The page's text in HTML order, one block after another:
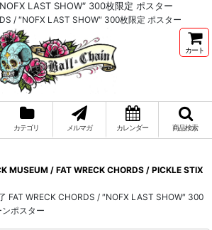
LAST SHOW″ 300枚限定 ポスター
/ ″NOFX LAST SHOW″ 300枚限定 ポスター
カート
カテゴリ メルマガ カレンダー 商品検索
MUSEUM / FAT WRECK CHORDS / PICKLE STIX
FAT WRECK CHORDS / ″NOFX LAST SHOW″ 300
ポスター